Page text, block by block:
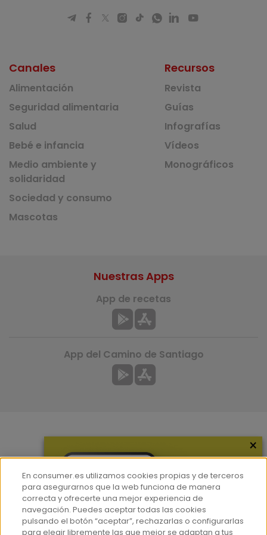
Canales
Alimentación
Seguridad alimentaria
Salud
Bebé e infancia
Medio ambiente y
solidaridad
Sociedad y consumo
Mascotas
Recursos
Revista
Guías
Infografías
Vídeos
Monográficos
Hemeroteca
Contacto
Prensa
Nuestras Apps
App de recetas
App del Camino de Santiago
×
En consumer.es utilizamos cookies propias y de terceros
para asegurarnos que la web funciona de manera
correcta y ofrecerte una mejor experiencia de
navegación. Puedes aceptar todas las cookies
pulsando el botón “aceptar”, rechazarlas o configurarlas
para elegir libremente las que mejor se adaptan a tus